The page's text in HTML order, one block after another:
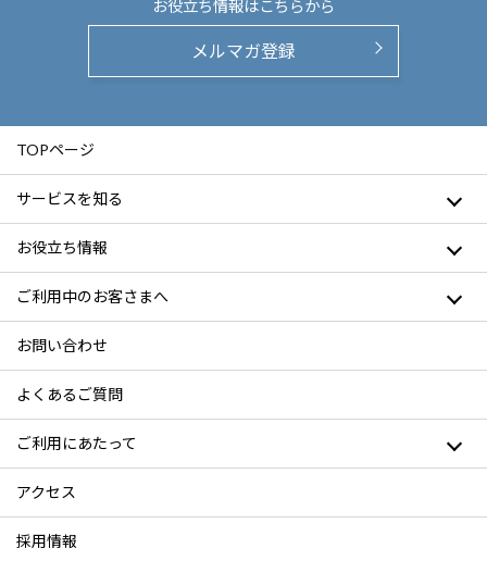
お役立ち情報はこちらから
メルマガ登録
TOPページ
サービスを知る
お役立ち情報
ご利用中のお客さまへ
お問い合わせ
よくあるご質問
ご利用にあたって
アクセス
採用情報